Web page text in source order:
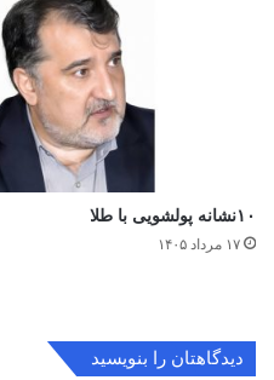
۱۰نشانه پولشویی با طلا
۱۷ مرداد ۱۴۰۵
دیدگاهتان را بنویسید